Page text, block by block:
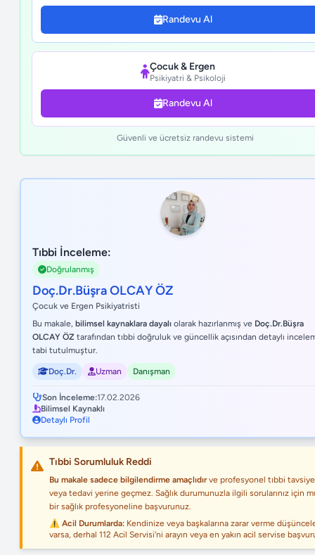
Randevu Al
Çocuk & Ergen
Psikiyatri & Psikoloji
Randevu Al
Güvenli ve ücretsiz randevu sistemi
Tıbbi İnceleme:
Doğrulanmış
Doç.Dr.Büşra OLCAY ÖZ
Çocuk ve Ergen Psikiyatristi
Bu makale, bilimsel kaynaklara dayalı olarak hazırlanmış ve Doç.Dr.Büşra
OLCAY ÖZ tarafından tıbbi doğruluk ve güncellik açısından detaylı
tabi tutulmuştur.
Doç.Dr. Uzman Danışman
Son İnceleme:17.02.2026
Bilimsel Kaynaklı
Detaylı Profil
Tıbbi Sorumluluk Reddi
Bu makale sadece bilgilendirme amaçlıdırve profesyonel tıbbi
veya tedavi yerine geçmez. Sağlık durumunuzla ilgili sorularınız için
bir sağlık profesyoneline başvurunuz.
⚠️ Acil Durumlarda: Kendinize veya başkalarına zarar verme
varsa, derhal 112 Acil Servisi'ni arayın veya en yakın acil servise